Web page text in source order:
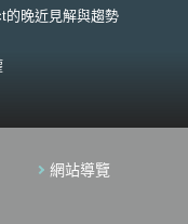
有達成相互授權協議，
一步了解後再行說明。除
官司，至今還在上訴審理
次提出的侵權告訴，現在
的晚近見解與趨勢
網站導覽